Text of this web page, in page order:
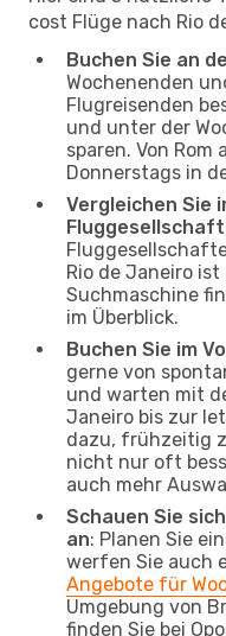
cost Flüge nach Rio
Buchen Sie an
Wochenenden
Flugreisenden
und unter der
sparen. Von Rom
Donnerstags in
Vergleichen Sie
Rio de Janeiro
Suchmaschine
im Überblick.
Buchen Sie im
gerne von
und warten mit
Janeiro bis zur
dazu, frühzeitig
nicht nur oft
auch mehr
Schauen Sie
an: Planen Sie
werfen Sie auch
Angebote für
Umgebung von
finden Sie bei